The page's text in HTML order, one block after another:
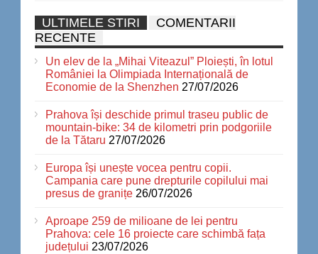
ULTIMELE STIRI
COMENTARII
RECENTE
Un elev de la „Mihai Viteazul” Ploiești, în lotul
României la Olimpiada Internațională de
Economie de la Shenzhen 27/07/2026
Prahova își deschide primul traseu public de
mountain-bike: 34 de kilometri prin podgoriile
de la Tătaru 27/07/2026
Europa își unește vocea pentru copii.
Campania care pune drepturile copilului mai
presus de granițe 26/07/2026
Aproape 259 de milioane de lei pentru
Prahova: cele 16 proiecte care schimbă fața
județului 23/07/2026